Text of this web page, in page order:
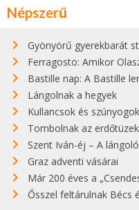
Népszerű
Gyönyörű gyerekbarát strandok
Ferragosto: Amikor
Bastille nap: A Bastille
Lángolnak a hegyek
Kullancsok és
Tombolnak az
Szent Iván-éj – A
Graz adventi vásárai
Már 200 éves a
Ősszel feltárulnak Bécs és